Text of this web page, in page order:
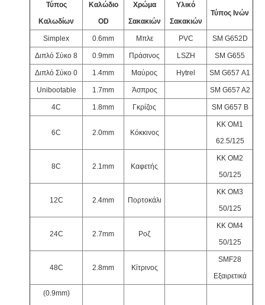
Τύπος
Καλωδίων
Καλώδιο
OD
Χρώμα
Σακακιών
Υλικό
Σακακιών
Τύπος Ινών
Simplex 0.6mm Μπλε PVC SM G652D
Διπλό Σύκο 8 0.9mm Πράσινος LSZH SM G655
Διπλό Σύκο 0 1.4mm Μαύρος Hytrel SM G657 Α1
Unibootable 1.7mm Άσπρος SM G657 A2
4C 1.8mm Γκρίζος SM G657 Β
6C 2.0mm Κόκκινος
ΚΚ OM1
62.5/125
8C 2.1mm Καφετής
ΚΚ OM2
50/125
12C 2.4mm Πορτοκάλι
ΚΚ OM3
50/125
24C 2.7mm Ροζ
ΚΚ OM4
50/125
48C 2.8mm Κίτρινος
SMF28
Εξαιρετικά
(0.9mm)